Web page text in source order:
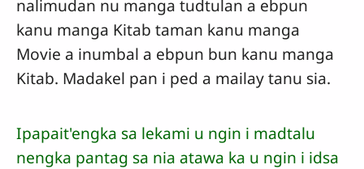
nalimudan nu manga tudtulan a ebpun
kanu manga Kitab taman kanu manga
Movie a inumbal a ebpun bun kanu manga
Kitab. Madakel pan i ped a mailay tanu sia.
Ipapait'engka sa lekami u ngin i madtalu
nengka pantag sa nia atawa ka u ngin i idsa